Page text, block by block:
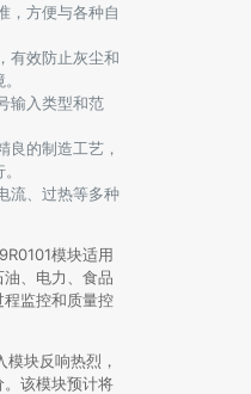
，方便与各种自
有效防止灰尘和
输入类型和范
良的制造工艺，
流、过热等多种
模块适用
、电力、食品
监控和质量控
块反响热烈，
该模块预计将